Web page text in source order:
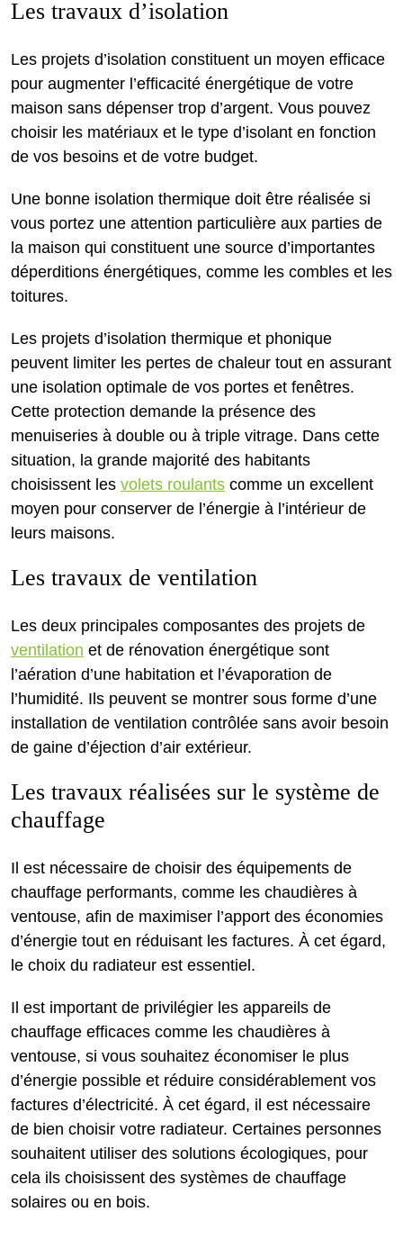
Les travaux d’isolation
Les projets d’isolation constituent un moyen efficace
pour augmenter l’efficacité énergétique de votre
maison sans dépenser trop d’argent. Vous pouvez
choisir les matériaux et le type d’isolant en fonction
de vos besoins et de votre budget.
Une bonne isolation thermique doit être réalisée si
vous portez une attention particulière aux parties de
la maison qui constituent une source d’importantes
déperditions énergétiques, comme les combles et les
toitures.
Les projets d’isolation thermique et phonique
peuvent limiter les pertes de chaleur tout en assurant
une isolation optimale de vos portes et fenêtres.
Cette protection demande la présence des
menuiseries à double ou à triple vitrage. Dans cette
situation, la grande majorité des habitants
choisissent les volets roulants comme un excellent
moyen pour conserver de l’énergie à l’intérieur de
leurs maisons.
Les travaux de ventilation
Les deux principales composantes des projets de
ventilation et de rénovation énergétique sont
l’aération d’une habitation et l’évaporation de
l’humidité. Ils peuvent se montrer sous forme d’une
installation de ventilation contrôlée sans avoir besoin
de gaine d’éjection d’air extérieur.
Les travaux réalisées sur le système de
chauffage
Il est nécessaire de choisir des équipements de
chauffage performants, comme les chaudières à
ventouse, afin de maximiser l’apport des économies
d’énergie tout en réduisant les factures. À cet égard,
le choix du radiateur est essentiel.
Il est important de privilégier les appareils de
chauffage efficaces comme les chaudières à
ventouse, si vous souhaitez économiser le plus
d’énergie possible et réduire considérablement vos
factures d’électricité. À cet égard, il est nécessaire
de bien choisir votre radiateur. Certaines personnes
souhaitent utiliser des solutions écologiques, pour
cela ils choisissent des systèmes de chauffage
solaires ou en bois.